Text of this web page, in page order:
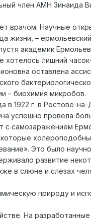
член АМН Зинаида
врачом. Научные
– ермольевский
академик
лишний
оставлена
– биохимия микробов.
в 1922 г. в Ростове-
успешно провела
самозаражением
Это было
развитие
в слюне и слезах
природу и
На